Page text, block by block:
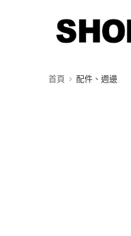
首頁 配件、週邊